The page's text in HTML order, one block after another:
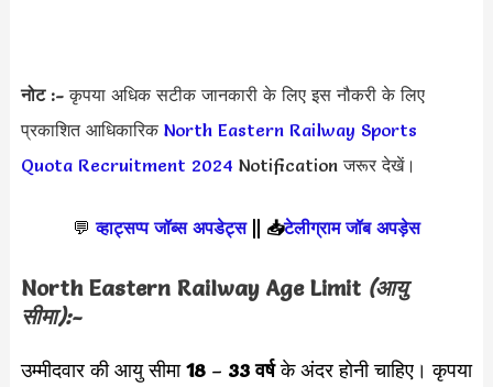
नोट :-कृपया अधिक सटीक जानकारी के लिए इस नौकरी के लिए
प्रकाशित आधिकारिक North Eastern Railway Sports
Quota Recruitment 2024 Notification जरूर देखें।
💬 व्हाट्सप्प जॉब्स अपडेट्स|| 📥टेलीग्राम जॉब अपड़ेस
North Eastern Railway Age Limit (आयु
सीमा):-
उम्मीदवार की आयु सीमा18– 33 वर्षके अंदर होनी चाहिए। कृपया